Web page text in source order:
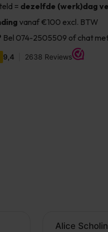
= dezelfde (werk)dag
vanaf €100 excl. BTW
Bel 074-2505509 of chat